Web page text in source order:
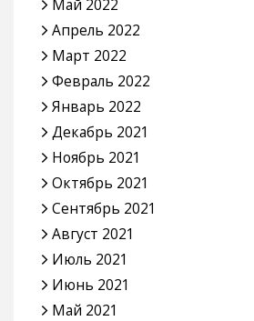
Май 2022
Апрель 2022
Март 2022
Февраль 2022
Январь 2022
Декабрь 2021
Ноябрь 2021
Октябрь 2021
Сентябрь 2021
Август 2021
Июль 2021
Июнь 2021
Май 2021